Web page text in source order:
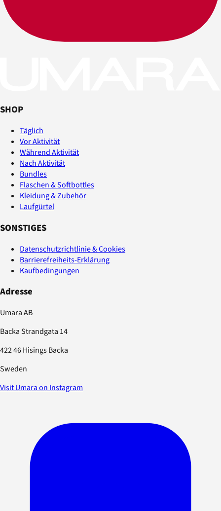
SHOP
Täglich
Vor Aktivität
Während Aktivität
Nach Aktivität
Bundles
Flaschen & Softbottles
Kleidung & Zubehör
Laufgürtel
SONSTIGES
Datenschutzrichtlinie & Cookies
Barrierefreiheits-Erklärung
Kaufbedingungen
Adresse
Umara AB
Backa Strandgata 14
422 46 Hisings Backa
Sweden
Visit Umara on Instagram